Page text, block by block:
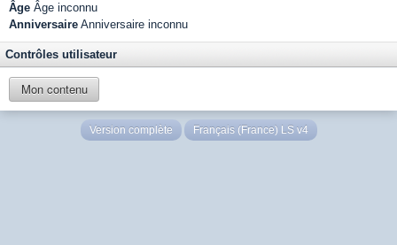
Âge Âge inconnu
Anniversaire Anniversaire inconnu
Contrôles utilisateur
Mon contenu
Version complète Français (France) LS v4